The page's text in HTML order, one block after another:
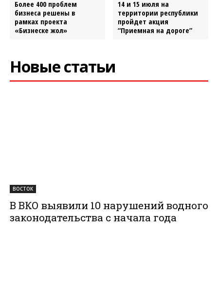
Более 400 проблем
бизнеса решены в
рамках проекта
«Бизнеске жол»
14 и 15 июля на
территории республики
пройдет акция
“Приемная на дороге”
Новые статьи
ВОСТОК
В ВКО выявили 10 нарушений водного
законодательства с начала года